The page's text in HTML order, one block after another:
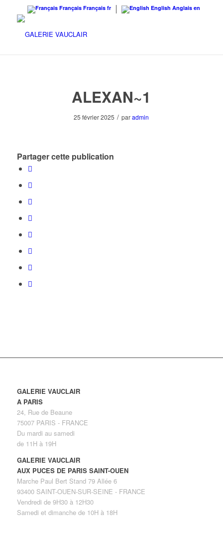
Français Français fr English Anglais en
ALEXAN~1
25 février 2025 / paradmin
Partager cette publication
GALERIE VAUCLAIR
A PARIS
24, Rue de Beaune
75007 PARIS - FRANCE
Du mardi au samedi
de 11H à 19H
GALERIE VAUCLAIR
AUX PUCES DE PARIS SAINT-OUEN
Marche Paul Bert Stand 79 Allée 6
93400 SAINT-OUEN-SUR-SEINE - FRANCE
Vendredi de 9H30 à 12H30
Samedi et dimanche de 10H à 18H